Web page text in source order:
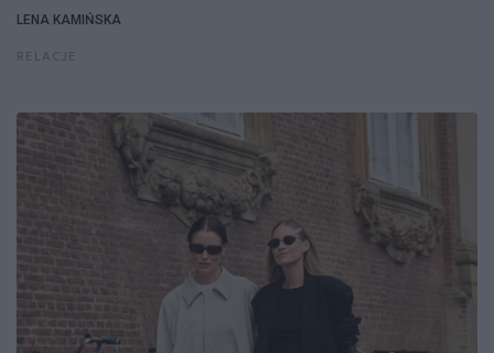
LENA KAMIŃSKA